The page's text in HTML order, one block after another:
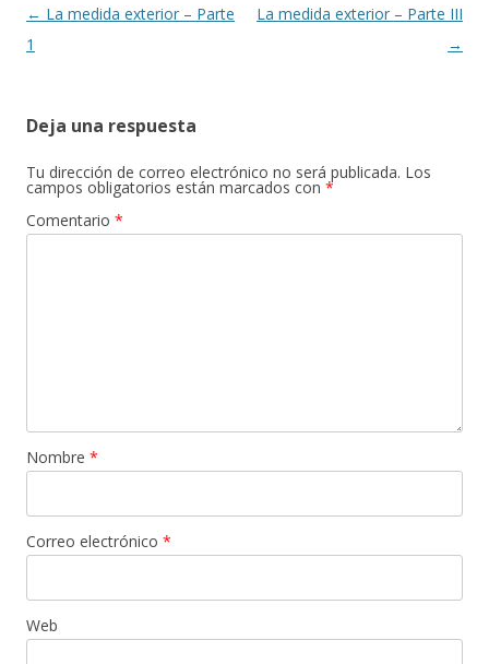
Navegación
de
← La medida exterior – Parte
1
La medida exterior – Parte III
→
Deja una respuesta
Tu dirección de correo electrónico no será publicada. Los
campos obligatorios están marcados con *
Comentario *
Nombre *
Correo electrónico *
Web